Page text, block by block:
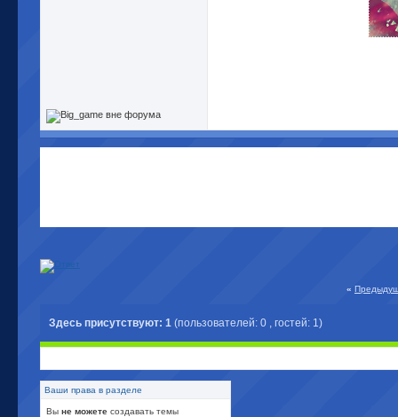
«
Здесь присутствуют: 1 (пользователей: 0 , гостей: 1)
Ваши права в разделе
Вы не можете создавать темы